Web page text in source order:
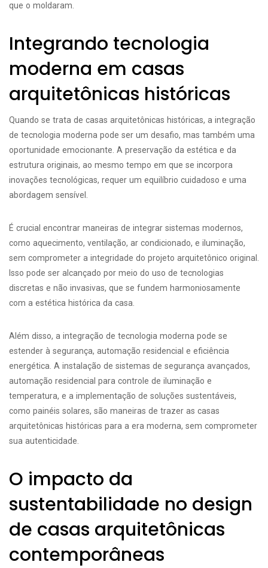
que o moldaram.
Integrando tecnologia
moderna em casas
arquitetônicas históricas
Quando se trata de casas arquitetônicas históricas, a integração
de tecnologia moderna pode ser um desafio, mas também uma
oportunidade emocionante. A preservação da estética e da
estrutura originais, ao mesmo tempo em que se incorpora
inovações tecnológicas, requer um equilíbrio cuidadoso e uma
abordagem sensível.
É crucial encontrar maneiras de integrar sistemas modernos,
como aquecimento, ventilação, ar condicionado, e iluminação,
sem comprometer a integridade do projeto arquitetônico original.
Isso pode ser alcançado por meio do uso de tecnologias
discretas e não invasivas, que se fundem harmoniosamente
com a estética histórica da casa.
Além disso, a integração de tecnologia moderna pode se
estender à segurança, automação residencial e eficiência
energética. A instalação de sistemas de segurança avançados,
automação residencial para controle de iluminação e
temperatura, e a implementação de soluções sustentáveis,
como painéis solares, são maneiras de trazer as casas
arquitetônicas históricas para a era moderna, sem comprometer
sua autenticidade.
O impacto da
sustentabilidade no design
de casas arquitetônicas
contemporâneas